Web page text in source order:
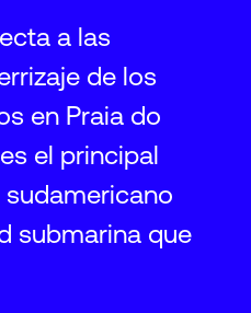
a las
de los
en Praia do
el principal
submarina que